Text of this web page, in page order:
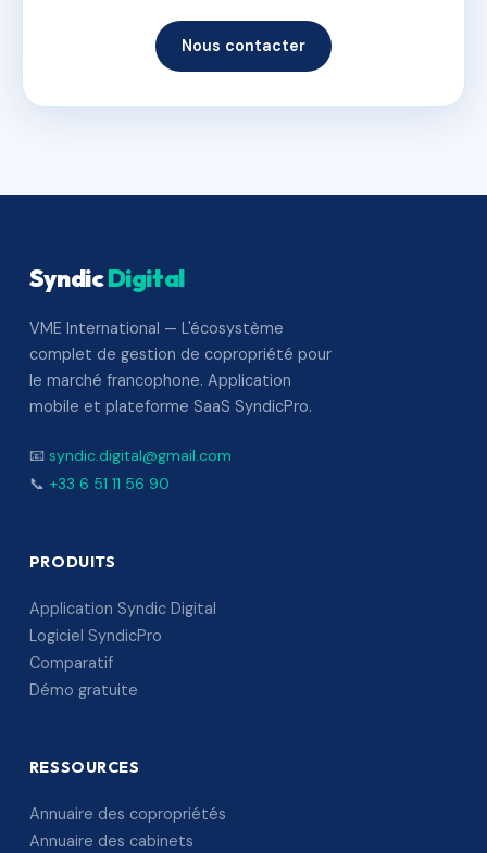
Nous contacter
SyndicDigital
VME International — L'écosystème
complet de gestion de copropriété pour
le marché francophone. Application
mobile et plateforme SaaS SyndicPro.
📧 syndic.digital@gmail.com
📞 +33 6 51 11 56 90
PRODUITS
Application Syndic Digital
Logiciel SyndicPro
Comparatif
Démo gratuite
RESSOURCES
Annuaire des copropriétés
Annuaire des cabinets